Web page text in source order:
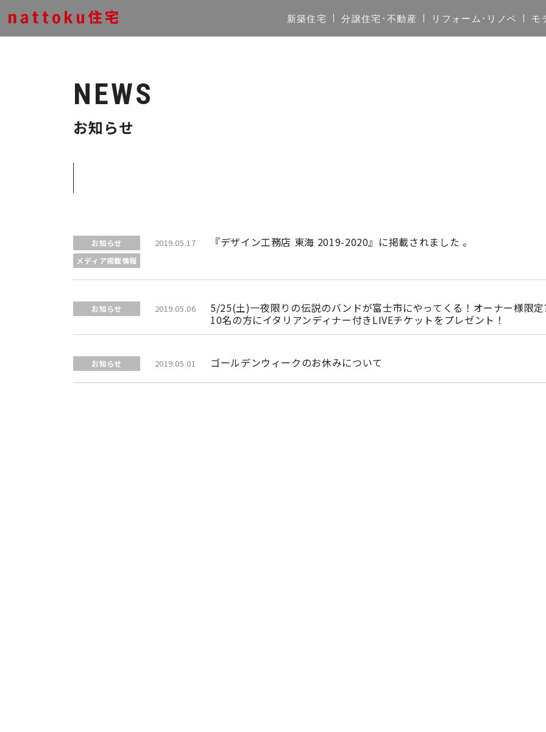
新築住宅 分譲住宅･不動産 リフォーム･リノベ モ
NEWS
お知らせ
お知らせ
メディア掲載情報
2019.05.17 『デザイン工務店 東海 2019-2020』に掲載されました 。
お知らせ 2019.05.06
5/25(土)一夜限りの伝説のバンドが富士市にやってくる！オーナー様限定
10名の方にイタリアンディナー付きLIVEチケットをプレゼント！
お知らせ 2019.05.01 ゴールデンウィークのお休みについて